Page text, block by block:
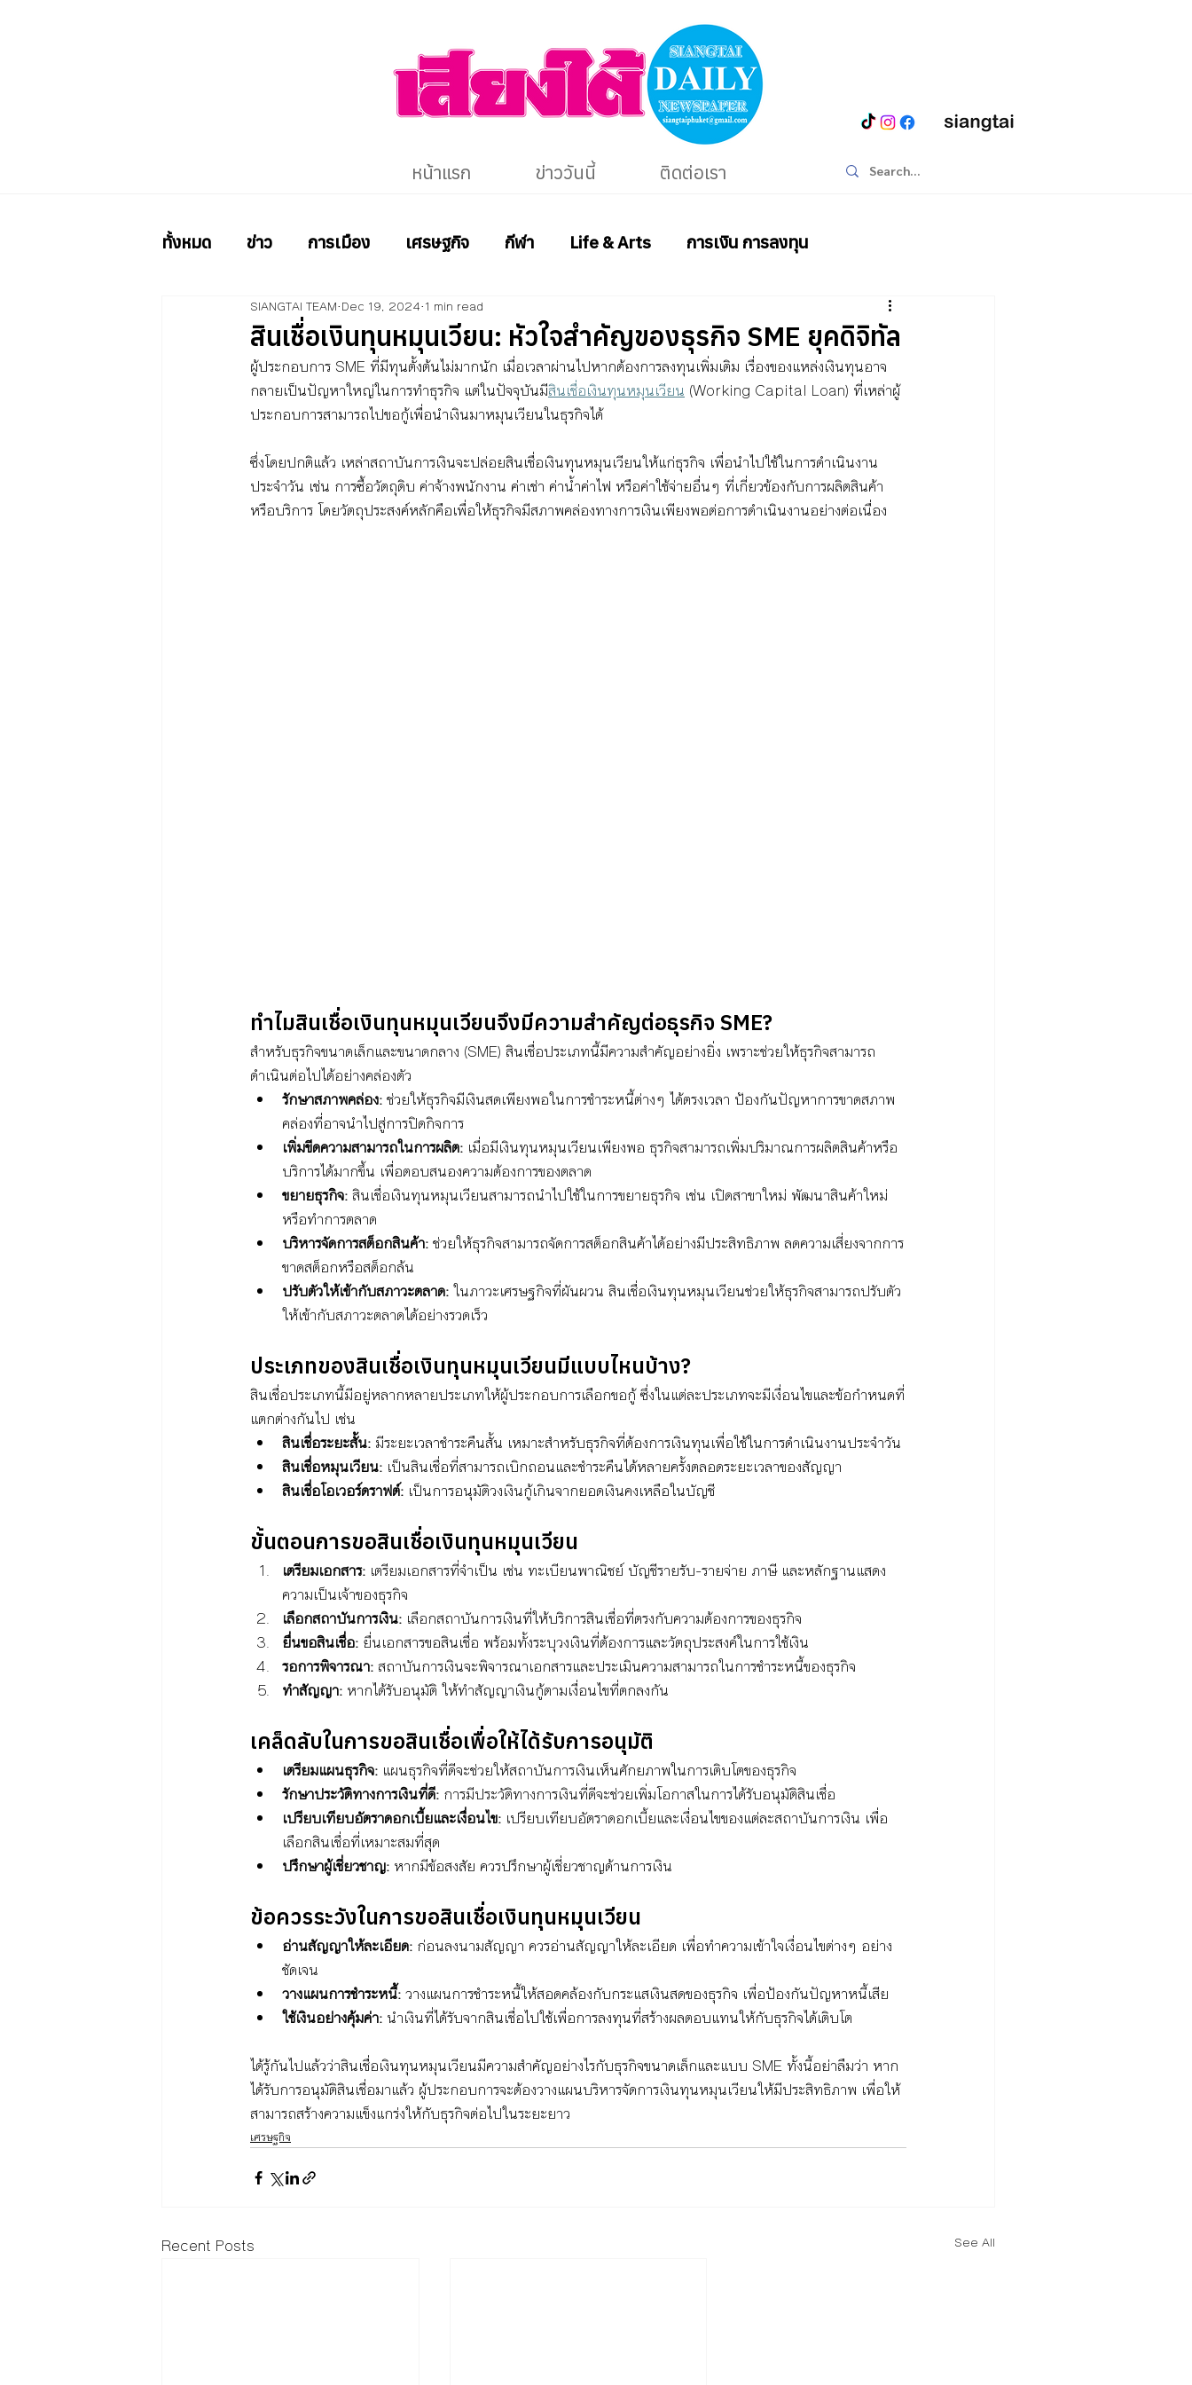
หน้าแรก ข่าววันนี้ ติดต่อเรา
ทั้งหมด ข่าว การเมือง เศรษฐกิจ กีฬา Life & Arts การเงิน การลงทุน
สินเชื่อเงินทุนหมุนเวียน: หัวใจสำคัญของธุรกิจ SME ยุคดิจิทัล
SIANGTAI TEAM Dec 19, 2024 1 min read
ผู้ประกอบการ SME ที่มีทุนตั้งต้นไม่มากนัก เมื่อเวลาผ่านไปหากต้องการลงทุนเพิ่มเติม เรื่องของแหล่งเงินทุนอาจ
กลายเป็นปัญหาใหญ่ในการทำธุรกิจ แต่ในปัจจุบันมีสินเชื่อเงินทุนหมุนเวียน (Working Capital Loan) ที่เหล่าผู้
ประกอบการสามารถไปขอกู้เพื่อนำเงินมาหมุนเวียนในธุรกิจได้
ซึ่งโดยปกติแล้ว เหล่าสถาบันการเงินจะปล่อยสินเชื่อเงินทุนหมุนเวียนให้แก่ธุรกิจ เพื่อนำไปใช้ในการดำเนินงาน
ประจำวัน เช่น การซื้อวัตถุดิบ ค่าจ้างพนักงาน ค่าเช่า ค่าน้ำค่าไฟ หรือค่าใช้จ่ายอื่นๆ ที่เกี่ยวข้องกับการผลิตสินค้า
หรือบริการ โดยวัตถุประสงค์หลักคือเพื่อให้ธุรกิจมีสภาพคล่องทางการเงินเพียงพอต่อการดำเนินงานอย่างต่อเนื่อง
ทำไมสินเชื่อเงินทุนหมุนเวียนจึงมีความสำคัญต่อธุรกิจ SME?
สำหรับธุรกิจขนาดเล็กและขนาดกลาง (SME) สินเชื่อประเภทนี้มีความสำคัญอย่างยิ่ง เพราะช่วยให้ธุรกิจสามารถ
ดำเนินต่อไปได้อย่างคล่องตัว
รักษาสภาพคล่อง: ช่วยให้ธุรกิจมีเงินสดเพียงพอในการชำระหนี้ต่างๆ ได้ตรงเวลา ป้องกันปัญหาการขาดสภาพ
คล่องที่อาจนำไปสู่การปิดกิจการ
เพิ่มขีดความสามารถในการผลิต: เมื่อมีเงินทุนหมุนเวียนเพียงพอ ธุรกิจสามารถเพิ่มปริมาณการผลิตสินค้าหรือ
บริการได้มากขึ้น เพื่อตอบสนองความต้องการของตลาด
ขยายธุรกิจ: สินเชื่อเงินทุนหมุนเวียนสามารถนำไปใช้ในการขยายธุรกิจ เช่น เปิดสาขาใหม่ พัฒนาสินค้าใหม่
หรือทำการตลาด
บริหารจัดการสต็อกสินค้า: ช่วยให้ธุรกิจสามารถจัดการสต็อกสินค้าได้อย่างมีประสิทธิภาพ ลดความเสี่ยงจากการ
ขาดสต็อกหรือสต็อกล้น
ปรับตัวให้เข้ากับสภาวะตลาด: ในภาวะเศรษฐกิจที่ผันผวน สินเชื่อเงินทุนหมุนเวียนช่วยให้ธุรกิจสามารถปรับตัว
ให้เข้ากับสภาวะตลาดได้อย่างรวดเร็ว
ประเภทของสินเชื่อเงินทุนหมุนเวียนมีแบบไหนบ้าง?
สินเชื่อประเภทนี้มีอยู่หลากหลายประเภทให้ผู้ประกอบการเลือกขอกู้ ซึ่งในแต่ละประเภทจะมีเงื่อนไขและข้อกำหนดที่
แตกต่างกันไป เช่น
สินเชื่อระยะสั้น: มีระยะเวลาชำระคืนสั้น เหมาะสำหรับธุรกิจที่ต้องการเงินทุนเพื่อใช้ในการดำเนินงานประจำวัน
สินเชื่อหมุนเวียน: เป็นสินเชื่อที่สามารถเบิกถอนและชำระคืนได้หลายครั้งตลอดระยะเวลาของสัญญา
สินเชื่อโอเวอร์ดราฟต์: เป็นการอนุมัติวงเงินกู้เกินจากยอดเงินคงเหลือในบัญชี
ขั้นตอนการขอสินเชื่อเงินทุนหมุนเวียน
เตรียมเอกสาร: เตรียมเอกสารที่จำเป็น เช่น ทะเบียนพาณิชย์ บัญชีรายรับ-รายจ่าย ภาษี และหลักฐานแสดง
ความเป็นเจ้าของธุรกิจ
เลือกสถาบันการเงิน: เลือกสถาบันการเงินที่ให้บริการสินเชื่อที่ตรงกับความต้องการของธุรกิจ
ยื่นขอสินเชื่อ: ยื่นเอกสารขอสินเชื่อ พร้อมทั้งระบุวงเงินที่ต้องการและวัตถุประสงค์ในการใช้เงิน
รอการพิจารณา: สถาบันการเงินจะพิจารณาเอกสารและประเมินความสามารถในการชำระหนี้ของธุรกิจ
ทำสัญญา: หากได้รับอนุมัติ ให้ทำสัญญาเงินกู้ตามเงื่อนไขที่ตกลงกัน
เคล็ดลับในการขอสินเชื่อเพื่อให้ได้รับการอนุมัติ
เตรียมแผนธุรกิจ: แผนธุรกิจที่ดีจะช่วยให้สถาบันการเงินเห็นศักยภาพในการเติบโตของธุรกิจ
รักษาประวัติทางการเงินที่ดี: การมีประวัติทางการเงินที่ดีจะช่วยเพิ่มโอกาสในการได้รับอนุมัติสินเชื่อ
เปรียบเทียบอัตราดอกเบี้ยและเงื่อนไข: เปรียบเทียบอัตราดอกเบี้ยและเงื่อนไขของแต่ละสถาบันการเงิน เพื่อ
เลือกสินเชื่อที่เหมาะสมที่สุด
ปรึกษาผู้เชี่ยวชาญ: หากมีข้อสงสัย ควรปรึกษาผู้เชี่ยวชาญด้านการเงิน
ข้อควรระวังในการขอสินเชื่อเงินทุนหมุนเวียน
อ่านสัญญาให้ละเอียด: ก่อนลงนามสัญญา ควรอ่านสัญญาให้ละเอียด เพื่อทำความเข้าใจเงื่อนไขต่างๆ อย่าง
ชัดเจน
วางแผนการชำระหนี้: วางแผนการชำระหนี้ให้สอดคล้องกับกระแสเงินสดของธุรกิจ เพื่อป้องกันปัญหาหนี้เสีย
ใช้เงินอย่างคุ้มค่า: นำเงินที่ได้รับจากสินเชื่อไปใช้เพื่อการลงทุนที่สร้างผลตอบแทนให้กับธุรกิจได้เติบโต
ได้รู้กันไปแล้วว่าสินเชื่อเงินทุนหมุนเวียนมีความสำคัญอย่างไรกับธุรกิจขนาดเล็กและแบบ SME ทั้งนี้อย่าลืมว่า หาก
ได้รับการอนุมัติสินเชื่อมาแล้ว ผู้ประกอบการจะต้องวางแผนบริหารจัดการเงินทุนหมุนเวียนให้มีประสิทธิภาพ เพื่อให้
สามารถสร้างความแข็งแกร่งให้กับธุรกิจต่อไปในระยะยาว
เศรษฐกิจ
Recent Posts See All